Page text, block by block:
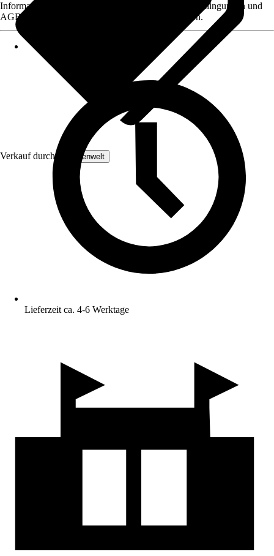
Verkauf durch: Lampenwelt
Informationen des Verkäufers, wie z. B. Rückgabebedingungen und
AGB, finden Sie bei Klick auf den Verkäufernamen.
Lieferzeit ca. 4-6 Werktage